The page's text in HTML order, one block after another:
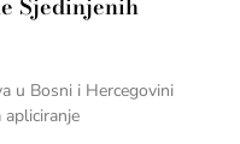
Sjedinjenih
u Bosni i Hercegovini
apliciranje